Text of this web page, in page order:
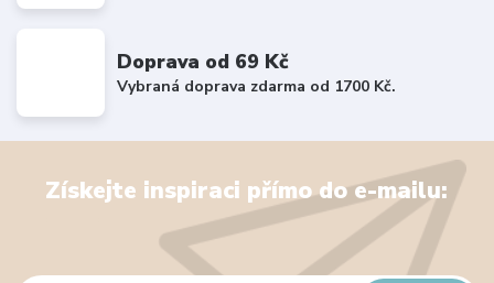
Doprava od 69 Kč
Vybraná doprava zdarma od 1700 Kč.
Získejte inspiraci přímo do e-mailu: